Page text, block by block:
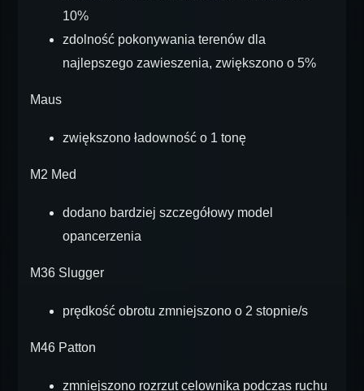
10%
zdolność pokonywania terenów dla
najlepszego zawieszenia, zwiększono o 5%
Maus
zwiększono ładowność o 1 tonę
M2 Med
dodano bardziej szczegółowy model
opancerzenia
M36 Slugger
prędkość obrotu zmniejszono o 2 stopnie/s
M46 Patton
zmniejszono rozrzut celownika podczas ruchu